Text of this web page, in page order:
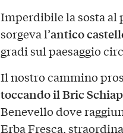
Imperdibile la sosta al
sorgeva l’antico
gradi sul paesaggio
Il nostro cammino
toccando il Bric
Benevello dove
Erba Fresca,